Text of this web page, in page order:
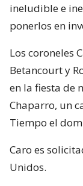
ineludible e
ponerlos en
Los coroneles
Betancourt y
en la fiesta de
Chaparro, un
Tiempo el
Caro es
Unidos.